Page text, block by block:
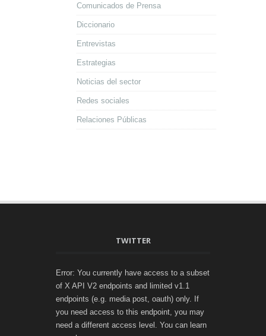
Comunicados de Prensa
Diccionario
Entrevistas
Estrategias
Noticias del sector
Redes sociales
Relaciones Públicas
TWITTER
Error: You currently have access to a subset
of X API V2 endpoints and limited v1.1
endpoints (e.g. media post, oauth) only. If
you need access to this endpoint, you may
need a different access level. You can learn